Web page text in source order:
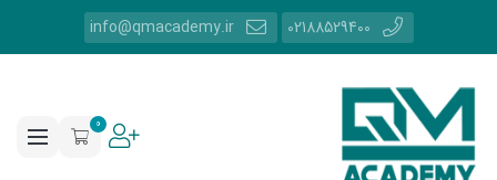
02188529400
info@qmacademy.ir
0